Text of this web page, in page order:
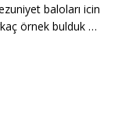
baloları icin
örnek bulduk …